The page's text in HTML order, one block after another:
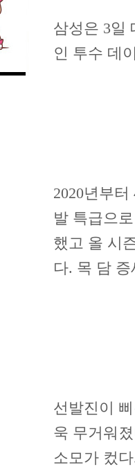
삼성은 3일
인 투수 데
2020년부
발 특급으
했고 올 시
다. 목 담
선발진이
욱 무거워
소모가 컸